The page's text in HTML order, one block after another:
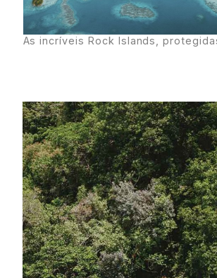
Four Seasons Explorer
produtos e na
especialmente para leitores
Além disso, o concierge se
a organizar atividades e
especiais durante a
Use o código:
Validade: benefício
As incríveis Rock Islands,